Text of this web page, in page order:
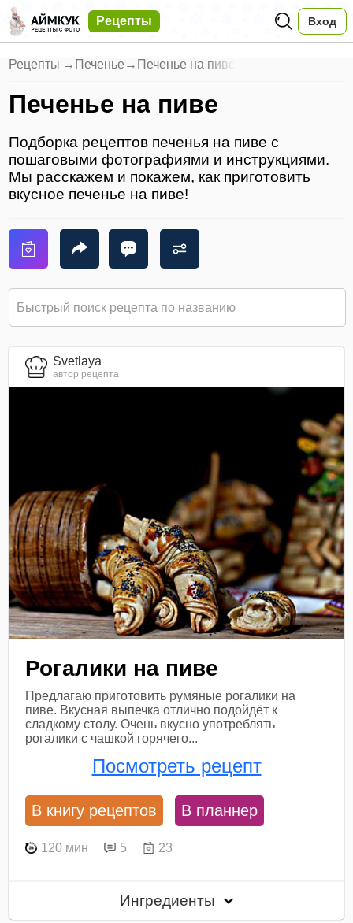
Рецепты Вход
Рецепты → Печенье → Печенье на пиве
Печенье на пиве
Подборка рецептов печенья на пиве с
пошаговыми фотографиями и инструкциями.
Мы расскажем и покажем, как приготовить
вкусное печенье на пиве!
Svetlaya
автор рецепта
Рогалики на пиве
Предлагаю приготовить румяные рогалики на
пиве. Вкусная выпечка отлично подойдёт к
сладкому столу. Очень вкусно употреблять
рогалики с чашкой горячего...
Посмотреть рецепт
В книгу рецептов В планнер
120 мин 5 23
Ингредиенты